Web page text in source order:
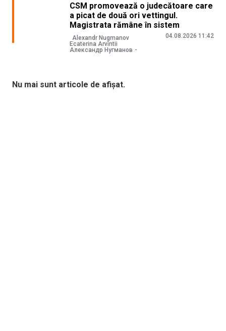
CSM promovează o judecătoare care
a picat de două ori vettingul.
Magistrata rămâne în sistem
Alexandr Nugmanov
Ecaterina Arvintii
Александр Нугманов
04.08.2026 11:42
Nu mai sunt articole de afișat.